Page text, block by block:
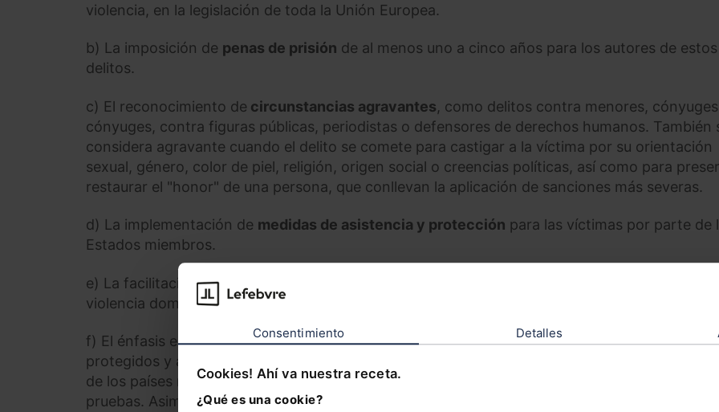
Consentimiento Detalles
Cookies! Ahí va nuestra receta.
¿Qué es una cookie?
violencia, en la legislación de toda la Unión Europea.
b) La imposición de penas de prisión de al menos uno a cinco años para los autores de estos
delitos.
c) El reconocimiento de circunstancias agravantes, como delitos contra menores,
cónyuges, contra figuras públicas, periodistas o defensores de derechos humanos. También
considera agravante cuando el delito se comete para castigar a la víctima por su orientación
sexual, género, color de piel, religión, origen social o creencias políticas, así como para
restaurar el "honor" de una persona, que conllevan la aplicación de sanciones más severas.
d) La implementación de medidas de asistencia y protección para las víctimas por parte de
Estados miembros.
e) La facilitación del
violencia doméstica, incluyendo la posibilidad de denunciar ciberdelitos en línea.
f) El énfasis en laseguridad y bienestar de las víctimas, garantizando el acceso a
protegidos y asistencia sanitaria accesible, incluyendo salud sexual y reproductiva. Las
de los países miembros tendrán obligaciones más estrictas de elaborar informes y recoger
pruebas. Asimismo, deberá sensibilizarse a la población sobre el hecho de que, mantener